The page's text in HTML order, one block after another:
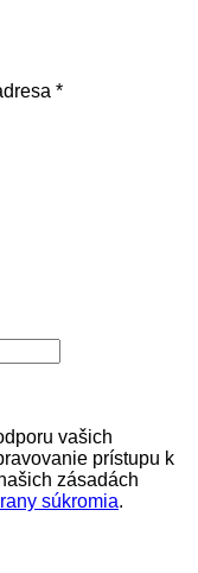
*Povinné
vašich
prístupu k
zásadách
súkromia.